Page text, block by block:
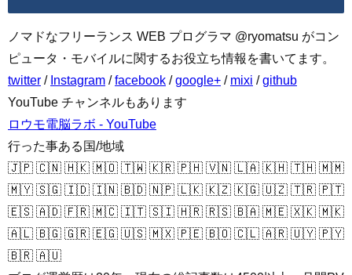
ノマドなフリーランス WEB プログラマ @ryomatsu がコン
ピュータ・モバイルに関するお役立ち情報を書いてます。
twitter / Instagram /facebook /google+ / mixi /github
YouTube チャンネルもあります
ロウモ電脳ラボ - YouTube
行った事ある国/地域
🇯🇵 🇨🇳 🇭🇰 🇲🇴 🇹🇼 🇰🇷 🇵🇭 🇻🇳 🇱🇦 🇰🇭 🇹🇭 🇲🇲
🇲🇾 🇸🇬 🇮🇩 🇮🇳 🇧🇩 🇳🇵 🇱🇰 🇰🇿 🇰🇬 🇺🇿 🇹🇷 🇵🇹
🇪🇸 🇦🇩 🇫🇷 🇲🇨 🇮🇹 🇸🇮 🇭🇷 🇷🇸 🇧🇦 🇲🇪 🇽🇰 🇲🇰
🇦🇱 🇧🇬 🇬🇷 🇪🇬 🇺🇸 🇲🇽 🇵🇪 🇧🇴 🇨🇱 🇦🇷 🇺🇾 🇵🇾
🇧🇷 🇦🇺